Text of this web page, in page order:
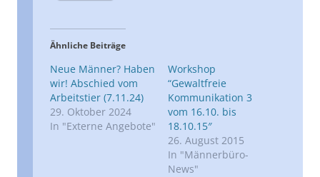
Ähnliche Beiträge
Neue Männer? Haben
wir! Abschied vom
Arbeitstier (7.11.24)
29. Oktober 2024
In "Externe Angebote"
Workshop
“Gewaltfreie
Kommunikation 3
vom 16.10. bis
18.10.15″
26. August 2015
In "Männerbüro-
News"